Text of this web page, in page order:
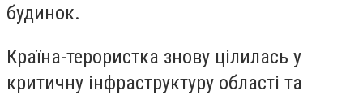
будинок.
Країна-терористка знову цілилась у
критичну інфраструктуру області та